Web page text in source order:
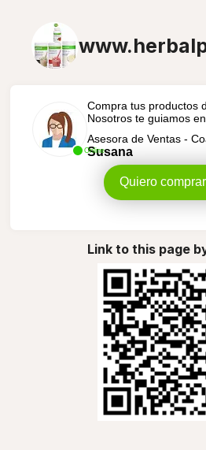
Online
Compra tus productos
Nosotros te guiamos
Asesora de Ventas -
Susana
Quiero comprar
Link to this page